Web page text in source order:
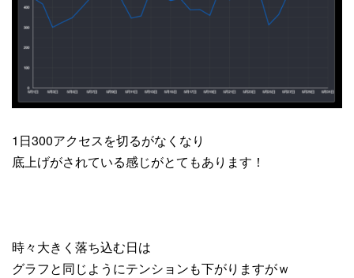
1日300アクセスを切るがなくなり
底上げがされている感じがとてもあります！
時々大きく落ち込む日は
グラフと同じようにテンションも下がりますがｗ